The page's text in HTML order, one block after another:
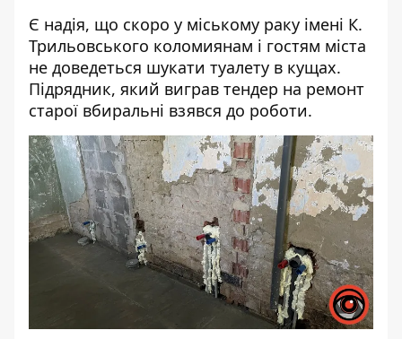
Є надія, що скоро у міському раку імені К.
Трильовського коломиянам і гостям міста
не доведеться шукати туалету в кущах.
Підрядник, який виграв тендер на ремонт
старої вбиральні взявся до роботи.